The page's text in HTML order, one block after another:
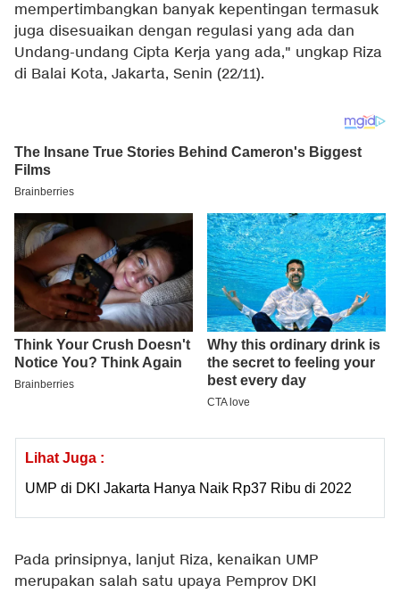
mempertimbangkan banyak kepentingan termasuk
juga disesuaikan dengan regulasi yang ada dan
Undang-undang Cipta Kerja yang ada," ungkap Riza
di Balai Kota, Jakarta, Senin (22/11).
Lihat Juga :
UMP di DKI Jakarta Hanya Naik Rp37 Ribu di 2022
Pada prinsipnya, lanjut Riza, kenaikan UMP
merupakan salah satu upaya Pemprov DKI